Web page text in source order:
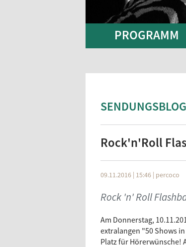
PROGRAMM
SENDUNGSBLOG
Rock'n'Roll
09.11.2016 | 15:46 | percoco
Rock 'n' Roll
Am Donnerstag,
extralangen "50 Shows
Platz für Hörerwünsche!